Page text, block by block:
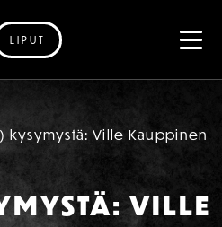
LIPUT
kysymystä: Ville Kauppinen
VILLE